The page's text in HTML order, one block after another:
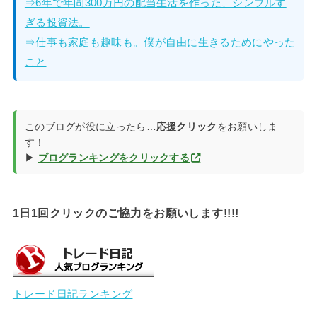
⇒6年で年間300万円の配当生活を作った、シンプルす
ぎる投資法。
⇒仕事も家庭も趣味も。僕が自由に生きるためにやった
こと
このブログが役に立ったら… 応援クリック をお願いしま
す！
▶ ブログランキングをクリックする
1日1回クリックのご協力をお願いします!!!!
トレード日記ランキング